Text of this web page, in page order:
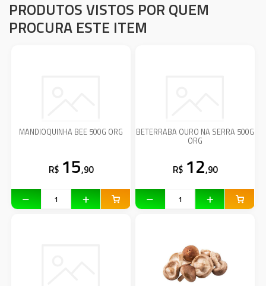
PRODUTOS VISTOS POR QUEM
PROCURA ESTE ITEM
MANDIOQUINHA BEE 500G ORG
R$ 15,90
BETERRABA OURO NA SERRA 500G
ORG
R$ 12,90